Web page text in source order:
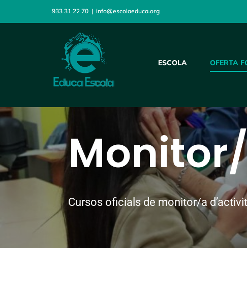
to
933 31 22 70 | info@escolaeduca.org
ESCOLA OFERTA
Cursos oficials de monitor/a